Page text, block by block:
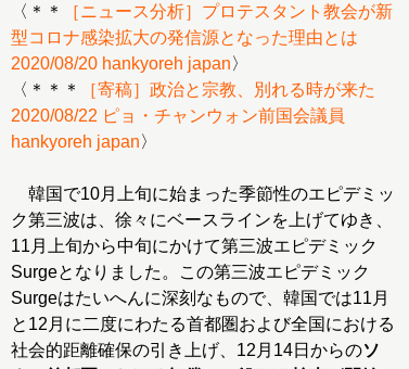
〈＊＊
［ニュース分析］プロテスタント教会が新
型コロナ感染拡大の発信源となった理由とは
2020/08/20 hankyoreh japan〉
〈＊＊＊
［寄稿］政治と宗教、別れる時が来た
2020/08/22 ピョ・チャンウォン前国会議員
hankyoreh japan〉
韓国で10月上旬に始まった季節性のエピデミッ
ク第三波は、徐々にベースラインを上げてゆき、
11月上旬から中旬にかけて第三波エピデミック
Surgeとなりました。この第三波エピデミック
Surgeはたいへんに深刻なもので、韓国では11月
と12月に二度にわたる首都圏および全国における
社会的距離確保の引き上げ、12月14日からのソ